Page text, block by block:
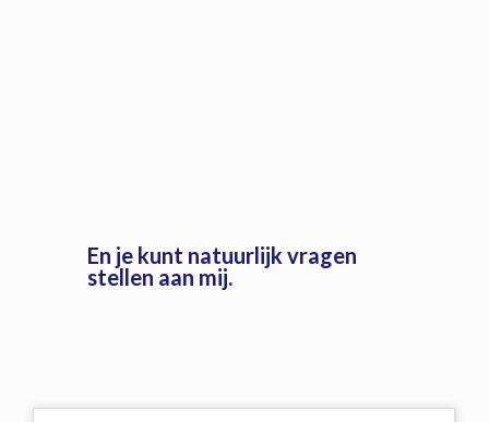
En je kunt natuurlijk vragen
stellen aan mij.